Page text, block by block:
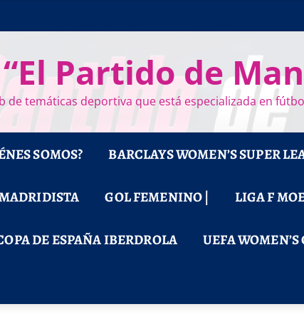
“El Partido de
de temáticas deportiva que está especializada en
SOMOS? BARCLAYS WOMEN’S SUPER
GOL FEMENINO | LIGA F
DE ESPAÑA IBERDROLA UEFA